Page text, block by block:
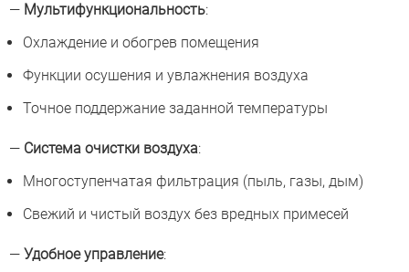
— Мультифункциональность:
Охлаждение и обогрев помещения
Функции осушения и увлажнения воздуха
Точное поддержание заданной температуры
— Система очистки воздуха:
Многоступенчатая фильтрация (пыль, газы, дым)
Свежий и чистый воздух без вредных примесей
— Удобное управление: